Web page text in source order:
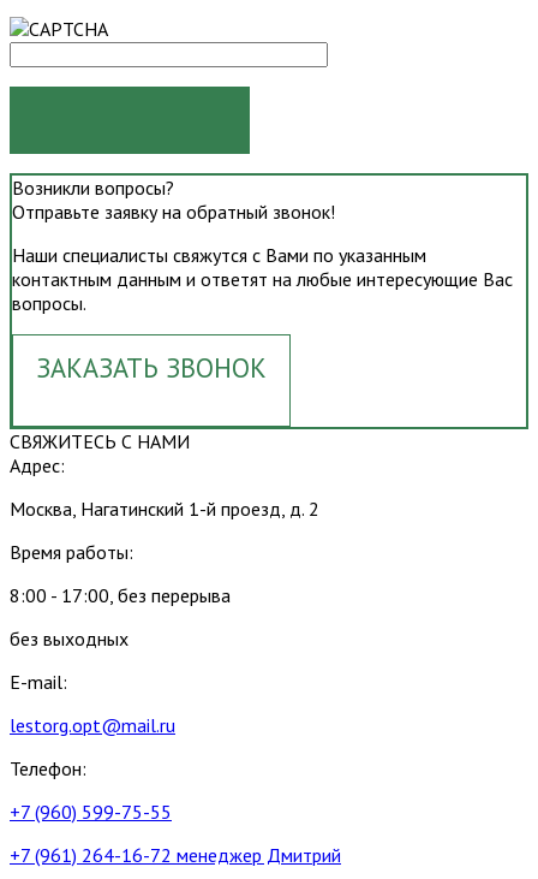
Возникли вопросы?
Отправьте заявку на обратный звонок!
Наши специалисты свяжутся с Вами по указанным
контактным данным и ответят на любые интересующие Вас
вопросы.
ЗАКАЗАТЬ ЗВОНОК
СВЯЖИТЕСЬ С НАМИ
Адрес:
Москва, Нагатинский 1-й проезд, д. 2
Время работы:
8:00 - 17:00, без перерыва
без выходных
E-mail:
lestorg.opt@mail.ru
Телефон:
+7 (960) 599-75-55
+7 (961) 264-16-72 менеджер Дмитрий